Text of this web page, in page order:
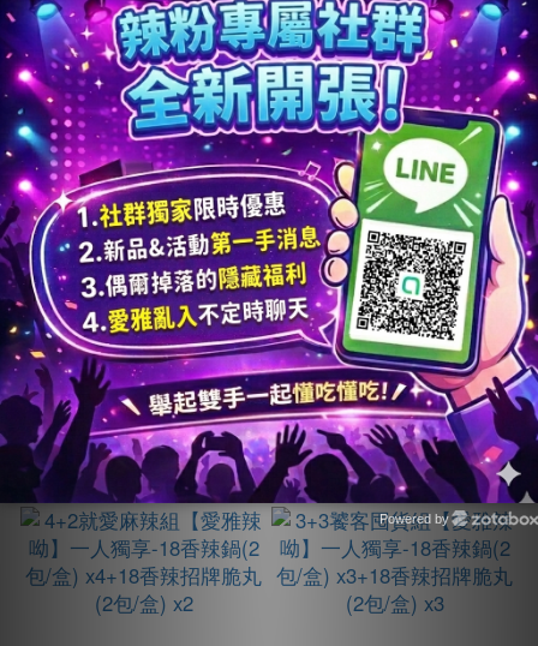
2+2【愛雅辣呦】一人
獨享-18香辣鍋(2包/
盒) x2+18香辣鍋(1包/
盒) x2
NT$2,480
NT$4,120
加入購物車
1+1【愛雅辣呦】一人
獨享-18香辣鍋(2包/
盒) x1+18香辣鍋(1包/
盒) x1
NT$1,380
NT$2,060
加入購物車
Powered by
Zotabox